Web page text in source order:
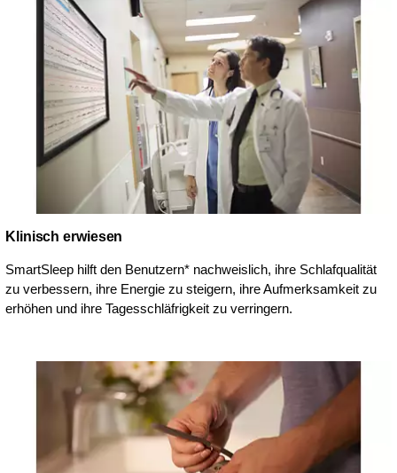
Klinisch erwiesen
SmartSleep hilft den Benutzern* nachweislich, ihre Schlafqualität
zu verbessern, ihre Energie zu steigern, ihre Aufmerksamkeit zu
erhöhen und ihre Tagesschläfrigkeit zu verringern.